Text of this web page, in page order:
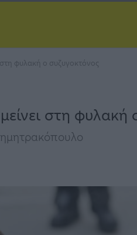
φυλακή ο συζυγοκτόνος
στη φυλακή